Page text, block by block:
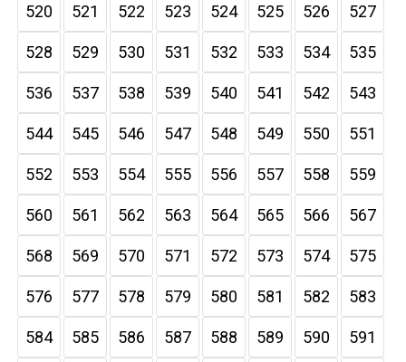
520 521 522 523 524 525 526 527
528 529 530 531 532 533 534 535
536 537 538 539 540 541 542 543
544 545 546 547 548 549 550 551
552 553 554 555 556 557 558 559
560 561 562 563 564 565 566 567
568 569 570 571 572 573 574 575
576 577 578 579 580 581 582 583
584 585 586 587 588 589 590 591